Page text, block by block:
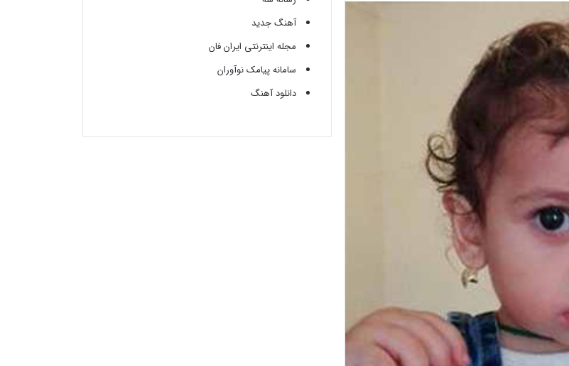
آهنگ جدید
مجله اینترنتی ایران فان
سامانه پیامک نوآوران
دانلود آهنگ